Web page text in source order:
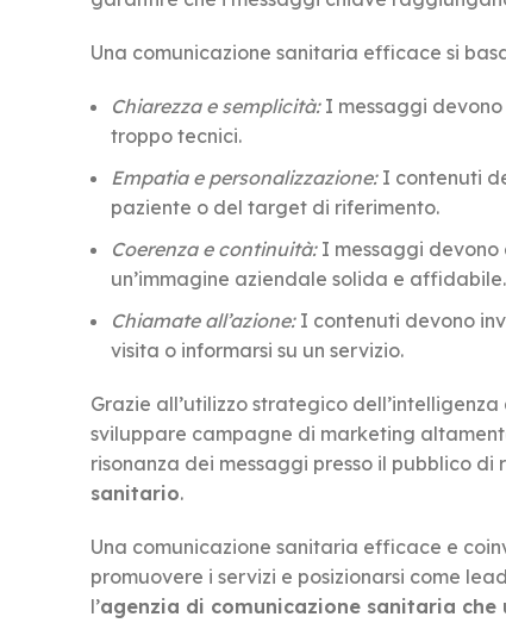
Una comunicazione sanitaria efficace si
Chiarezza e semplicità:I messaggi devono
troppo tecnici.
Empatia e personalizzazione:I contenuti
paziente o del target di riferimento.
Coerenza e continuità:I messaggi devono
un’immagine aziendale solida e affidabile.
Chiamate all’azione:I contenuti devono
visita o informarsi su un servizio.
Grazie all’utilizzo strategico dell’intelligenza
sviluppare campagne di marketing
risonanza dei messaggi presso il pubblico di
sanitario.
Una comunicazione sanitaria efficace e
promuovere i servizi e posizionarsi come
l’agenzia di comunicazione sanitaria che